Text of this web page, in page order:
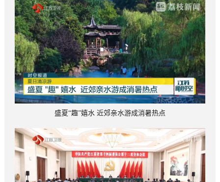
盛夏“趣”嬉水 近郊亲水游成消暑热点